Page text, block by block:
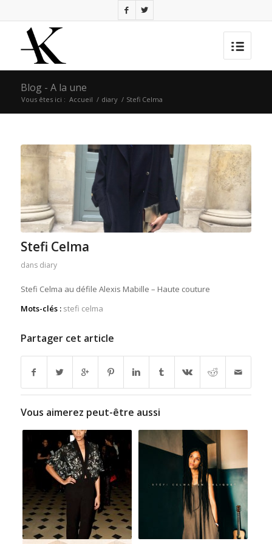
Blog - A la une
Vous êtes ici : Accueil / diary / Stefi Celma
Stefi Celma
dans diary
Stefi Celma au défile Alexis Mabille – Haute couture
Mots-clés : stefi celma
Partager cet article
Vous aimerez peut-être aussi